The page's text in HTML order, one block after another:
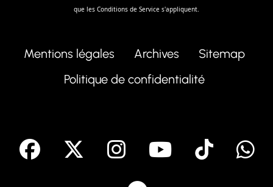
que les Conditions de Service s'appliquent.
Mentions légales Archives
Sitemap
Politique de confidentialité
facebook Instagram
Youtube
Tik